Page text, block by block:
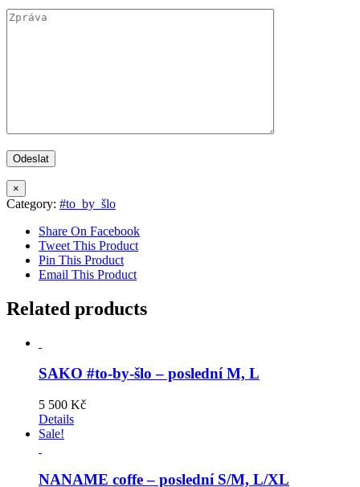
×
Category: #to_by_šlo
Share On Facebook
Tweet This Product
Pin This Product
Email This Product
Related products
SAKO #to-by-šlo – poslední M, L
5 500 Kč
Details
Sale!
NANAME coffe – poslední S/M, L/XL